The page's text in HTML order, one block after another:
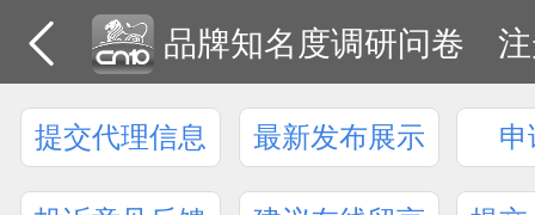
品牌知名度调研问卷
提交代理信息 最新发布展示 申